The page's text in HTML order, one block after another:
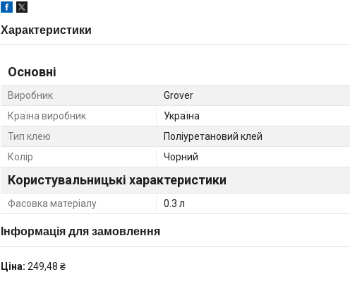
Характеристики
Основні
Виробник
Grover
Країна виробник
Україна
Тип клею
Поліуретановий клей
Колір
Чорний
Користувальницькі характеристики
Фасовка матеріалу 0.3 л
Інформація для замовлення
Ціна: 249,48 ₴